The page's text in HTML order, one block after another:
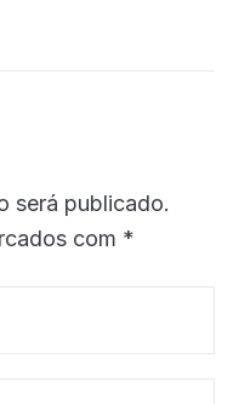
será publicado.
com *